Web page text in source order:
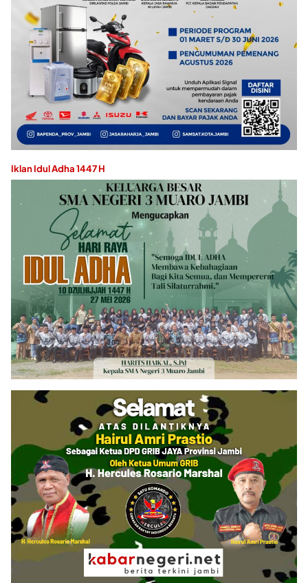
Iklan Idul Adha 1447 H